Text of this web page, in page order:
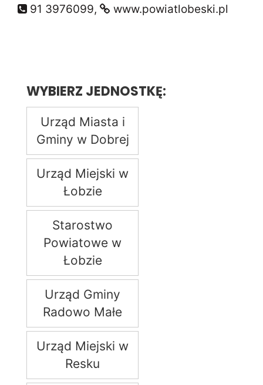
91 3976099,
www.powiatlobeski.pl
WYBIERZ JEDNOSTKĘ:
Urząd Miasta i
Gminy w Dobrej
Urząd Miejski w
Łobzie
Starostwo
Powiatowe w
Łobzie
Urząd Gminy
Radowo Małe
Urząd Miejski w
Resku